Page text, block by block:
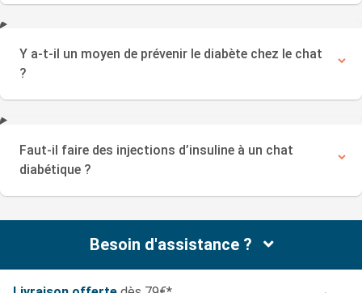
Y a-t-il un moyen de prévenir le diabète chez le chat
?
Faut-il faire des injections d’insuline à un chat
diabétique ?
Besoin d'assistance ?